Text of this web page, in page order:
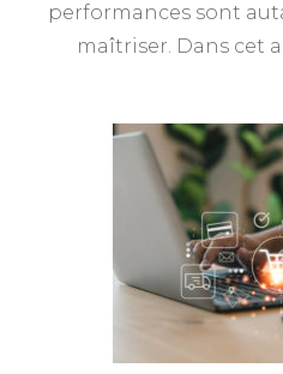
performances sont
maîtriser. Dans cet